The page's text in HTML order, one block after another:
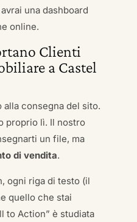
una dashboard
online.
Clienti
a Castel
consegna del sito.
proprio lì. Il nostro
un file, ma
di vendita.
ogni riga di testo (il
quello che stai
to Action” è studiata